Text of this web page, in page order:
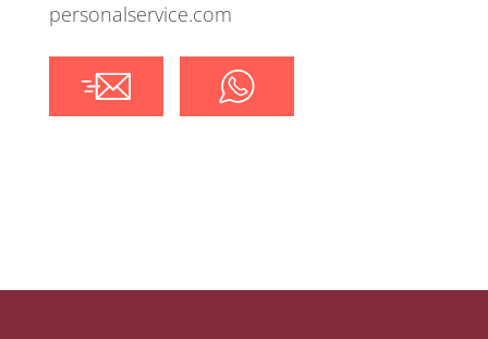
personalservice.com